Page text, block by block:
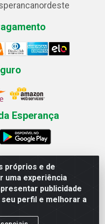
próprios e de
uma experiência
publicidade
perfil e melhorar a
Esperança
Caldas Filho, 291 -
50771-335 - CNPJ
23